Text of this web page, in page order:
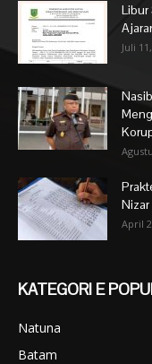
Libur
Juli
Nizar
April
KATEGORI E
Natuna
Batam